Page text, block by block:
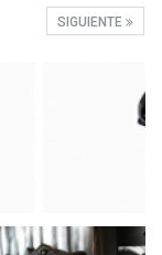
SIGUIENTE